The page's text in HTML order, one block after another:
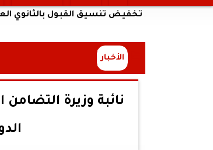
القبول بالثانوي العام من 236 إلى 231 درجة،.. والخدمات من 210 درجة إلى 209
الأخبار
نائبة وزيرة